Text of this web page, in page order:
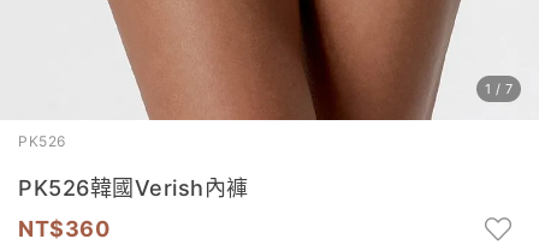
1 / 7
PK526
PK526韓國Verish內褲
360